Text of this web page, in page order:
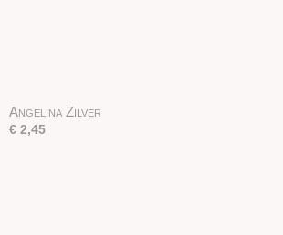
Angelina Zilver
€ 2,45